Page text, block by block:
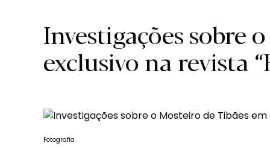
Investigações sobre
exclusivo na revista
Fotografia